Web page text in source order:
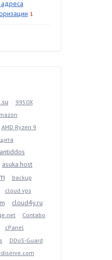
1
9950X
AMD Ryzen 9
antiddos
asuka.host
backup
cloud vps
cloud4y.ru
Contabo
cPanel
DDoS-Guard